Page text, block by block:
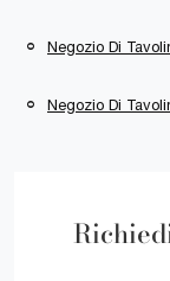
Negozio Di
Negozio Di